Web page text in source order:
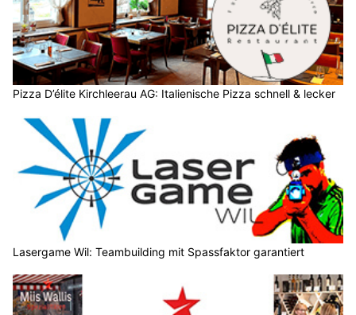
Pizza D’élite Kirchleerau AG: Italienische Pizza schnell & lecker
Lasergame Wil: Teambuilding mit Spassfaktor garantiert